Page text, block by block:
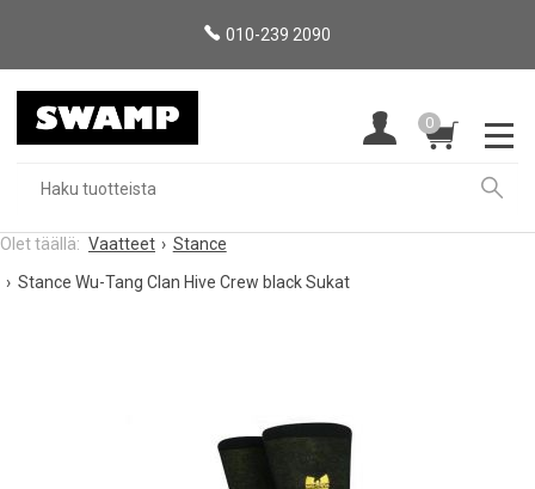
010-239 2090
0
Vaatteet
Stance
Stance Wu-Tang Clan Hive Crew black Sukat